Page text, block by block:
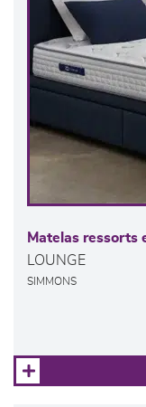
Matelas ressorts
LOUNGE
SIMMONS